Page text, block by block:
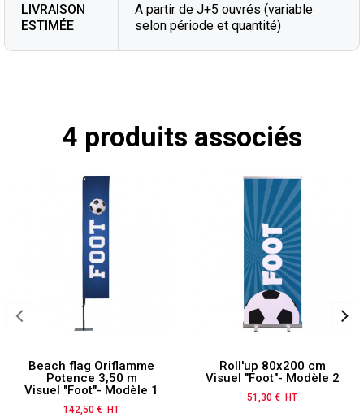
LIVRAISON
ESTIMÉE
A partir de J+5 ouvrés (variable
selon période et quantité)
4 produits associés
Beach flag Oriflamme
Potence 3,50 m
Visuel "Foot"- Modèle 1
Prix
142,50 € HT
Roll'up 80x200 cm
Visuel "Foot"- Modèle 2
Prix
51,30 € HT